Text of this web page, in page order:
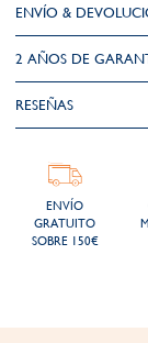
ENVÍO &
2 AÑOS DE
RESEÑAS
ENVÍO
GRATUITO
SOBRE 150€